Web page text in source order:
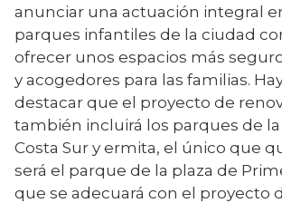
anunciar una actuación integral
parques infantiles de la ciudad
ofrecer unos espacios más
y acogedores para las familias.
destacar que el proyecto de
también incluirá los parques de la
Costa Sur y ermita, el único que
será el parque de la plaza de
que se adecuará con el proyecto